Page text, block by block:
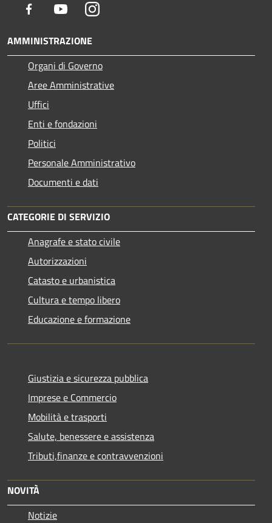
Facebook YoutubeInstagram
AMMINISTRAZIONE
Organi di Governo
Aree Amministrative
Uffici
Enti e fondazioni
Politici
Personale Amministrativo
Documenti e dati
CATEGORIE DI SERVIZIO
Anagrafe e stato civile
Autorizzazioni
Catasto e urbanistica
Cultura e tempo libero
Educazione e formazione
Giustizia e sicurezza pubblica
Imprese e Commercio
Mobilità e trasporti
Salute, benessere e assistenza
Tributi,finanze e contravvenzioni
NOVITÀ
Notizie